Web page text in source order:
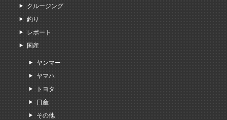
クルージング
釣り
レポート
国産
ヤンマー
ヤマハ
トヨタ
日産
その他